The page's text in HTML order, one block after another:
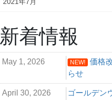
2021年7月
新着情報
May 1, 2026 NEW!
価格
らせ
April 30, 2026
ゴールデン